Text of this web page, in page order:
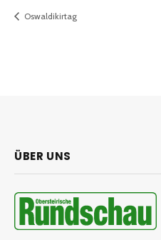
Oswaldikirtag
ÜBER UNS